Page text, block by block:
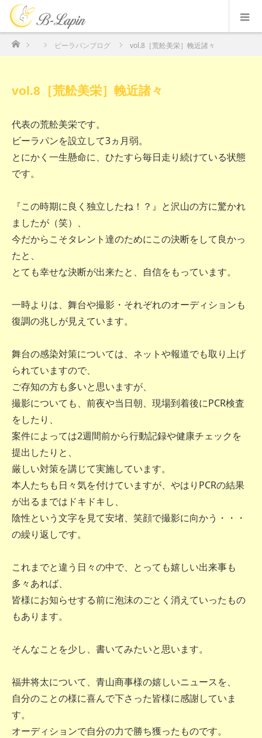
ホーム ビーラパンブログ vol.8［荒舩美栄］輓近諸々
vol.8［荒舩美栄］輓近諸々
代表の荒舩美栄です。
ビーラパンを設立して3ヵ月弱。
とにかく一生懸命に、ひたすら毎日走り続けている状態
です。
『この時期に良く独立したね！？』と沢山の方に驚かれ
ましたが（笑）、
今だからこそタレント達のためにこの決断をして良かっ
たと、
とても幸せな決断が出来たと、自信をもっています。
一時よりは、舞台や撮影・それぞれのオーディションも
復調の兆しが見えています。
舞台の感染対策については、ネットや報道でも取り上げ
られていますので、
ご存知の方も多いと思いますが、
撮影についても、前夜や当日朝、現場到着後にPCR検査
をしたり、
案件によっては2週間前から行動記録や健康チェックを
提出したりと、
厳しい対策を講じて実施しています。
本人たちも日々気を付けていますが、やはりPCRの結果
が出るまではドキドキし、
陰性という文字を見て安堵、笑顔で撮影に向かう・・・
の繰り返しです。
これまでと違う日々の中で、とっても嬉しい出来事も
多々あれば、
皆様にお知らせする前に泡沫のごとく消えていったもの
もあります。
そんなことを少し、書いてみたいと思います。
福井将太について、青山商事様の嬉しいニュースを、
自分のことの様に喜んで下さった皆様に感謝していま
す。
オーディションで自分の力で勝ち獲ったものです。